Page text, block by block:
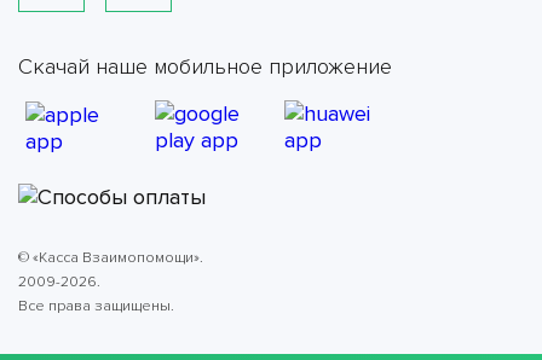
Скачай наше мобильное приложение
© «Касса Взаимопомощи».
2009-2026.
Все права защищены.